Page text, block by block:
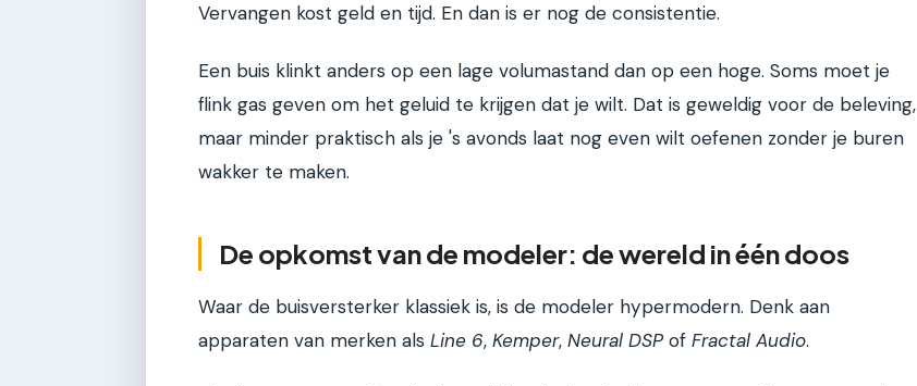
Vervangen kost geld en tijd. En dan is er nog de consistentie.
Een buis klinkt anders op een lage volumastand dan op een hoge. Soms moet je
flink gas geven om het geluid te krijgen dat je wilt. Dat is geweldig voor de beleving,
maar minder praktisch als je 's avonds laat nog even wilt oefenen zonder je buren
wakker te maken.
De opkomst van de modeler: de wereld in één doos
Waar de buisversterker klassiek is, is de modeler hypermodern. Denk aan
apparaten van merken als Line 6, Kemper, Neural DSP of Fractal Audio.